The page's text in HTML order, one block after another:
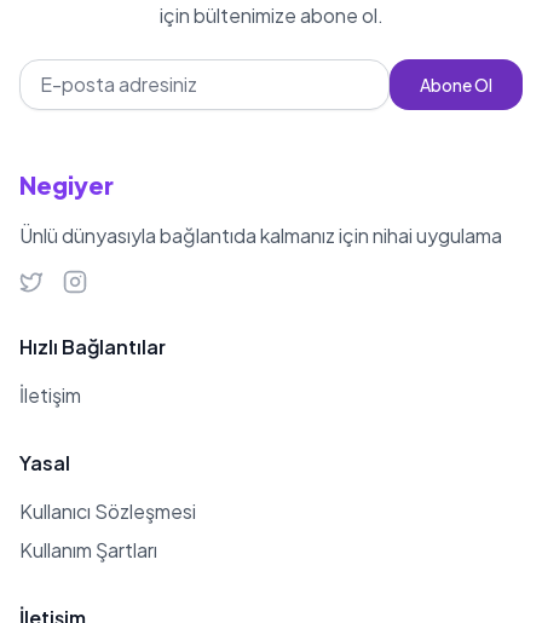
için bültenimize abone ol.
Abone Ol
Negiyer
Ünlü dünyasıyla bağlantıda kalmanız için nihai uygulama
Hızlı Bağlantılar
İletişim
Yasal
Kullanıcı Sözleşmesi
Kullanım Şartları
İletişim